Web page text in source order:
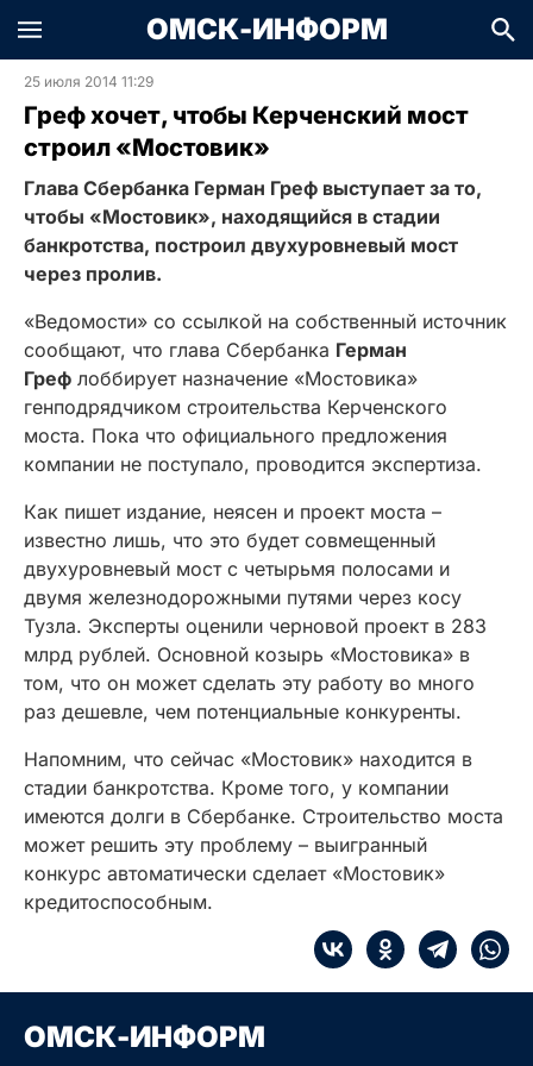
ОМСК-ИНФОРМ
25 июля 2014 11:29
Греф хочет, чтобы Керченский мост
строил «Мостовик»
Глава Сбербанка Герман Греф выступает за то,
чтобы «Мостовик», находящийся в стадии
банкротства, построил двухуровневый мост
через пролив.
«Ведомости» со ссылкой на собственный источник
сообщают, что глава Сбербанка Герман
Греф лоббирует назначение «Мостовика»
генподрядчиком строительства Керченского
моста. Пока что официального предложения
компании не поступало, проводится экспертиза.
Как пишет издание, неясен и проект моста –
известно лишь, что это будет совмещенный
двухуровневый мост с четырьмя полосами и
двумя железнодорожными путями через косу
Тузла. Эксперты оценили черновой проект в 283
млрд рублей. Основной козырь «Мостовика» в
том, что он может сделать эту работу во много
раз дешевле, чем потенциальные конкуренты.
Напомним, что сейчас «Мостовик» находится в
стадии банкротства. Кроме того, у компании
имеются долги в Сбербанке. Строительство моста
может решить эту проблему – выигранный
конкурс автоматически сделает «Мостовик»
кредитоспособным.
ОМСК-ИНФОРМ